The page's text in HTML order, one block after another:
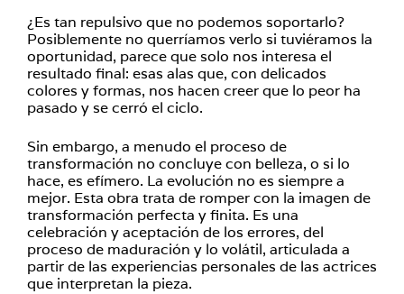
¿Es tan repulsivo que no podemos soportarlo?
Posiblemente no querríamos verlo si tuviéramos la
oportunidad, parece que solo nos interesa el
resultado final: esas alas que, con delicados
colores y formas, nos hacen creer que lo peor ha
pasado y se cerró el ciclo.
Sin embargo, a menudo el proceso de
transformación no concluye con belleza, o si lo
hace, es efímero. La evolución no es siempre a
mejor. Esta obra trata de romper con la imagen de
transformación perfecta y finita. Es una
celebración y aceptación de los errores, del
proceso de maduración y lo volátil, articulada a
partir de las experiencias personales de las actrices
que interpretan la pieza.